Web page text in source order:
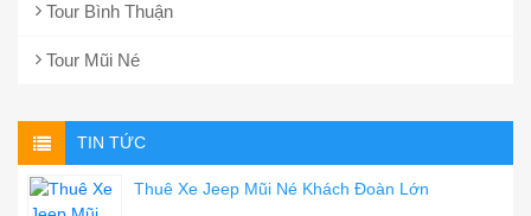
Tour Bình Thuận
Tour Mũi Né
TIN TỨC
Thuê Xe Jeep Mũi Né Khách Đoàn Lớn